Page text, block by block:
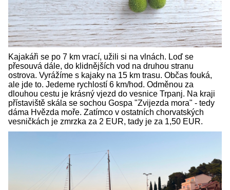
Kajakáři se po 7 km vrací, užili si na vlnách. Loď se
přesouvá dále, do klidnějších vod na druhou stranu
ostrova. Vyrážíme s kajaky na 15 km trasu. Občas fouká,
ale jde to. Jedeme rychlostí 6 km/hod. Odměnou za
dlouhou cestu je krásný vjezd do vesnice Trpanj. Na kraji
přístaviště skála se sochou Gospa "Zvijezda mora" - tedy
dáma Hvězda moře. Zatímco v ostatních chorvatských
vesničkách je zmrzka za 2 EUR, tady je za 1,50 EUR.